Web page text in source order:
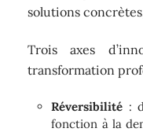
solutions
Trois axes
transformation
Réversibilité :
fonction à la